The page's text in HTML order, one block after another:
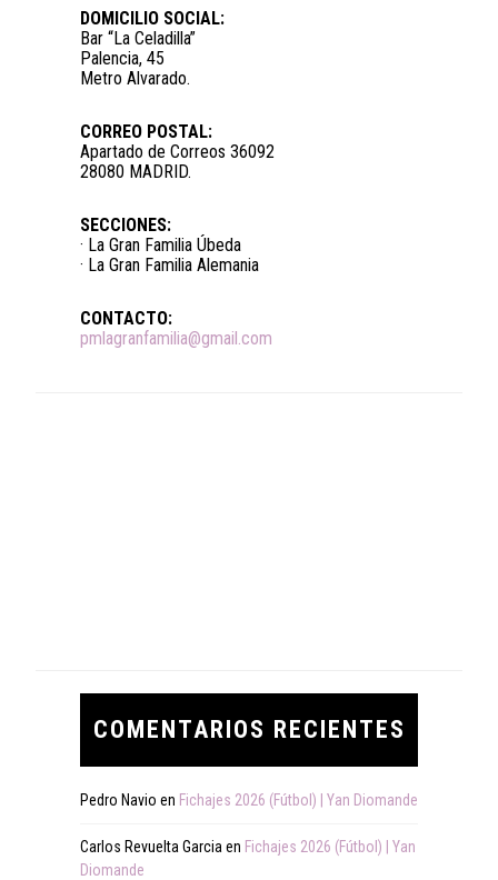
DOMICILIO SOCIAL:
Bar “La Celadilla”
Palencia, 45
Metro Alvarado.
CORREO POSTAL:
Apartado de Correos 36092
28080 MADRID.
SECCIONES:
· La Gran Familia Úbeda
· La Gran Familia Alemania
CONTACTO:
pmlagranfamilia@gmail.com
COMENTARIOS RECIENTES
Pedro Navio en Fichajes 2026 (Fútbol) | Yan Diomande
Carlos Revuelta Garcia en Fichajes 2026 (Fútbol) | Yan
Diomande